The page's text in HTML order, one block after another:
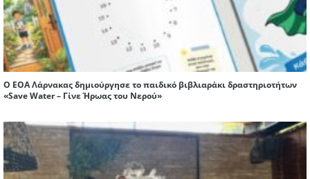
Ο ΕΟΑ Λάρνακας δημιούργησε το παιδικό βιβλιαράκι δραστηριοτήτων
«Save Water – Γίνε Ήρωας του Νερού»